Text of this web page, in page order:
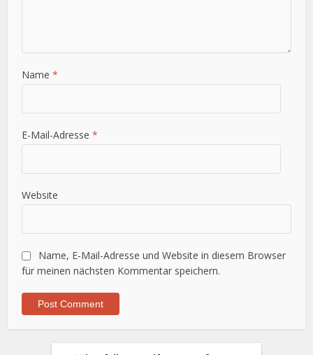
Name*
E-Mail-Adresse*
Website
Name, E-Mail-Adresse und Website in diesem Browser
für meinen nächsten Kommentar speichern.